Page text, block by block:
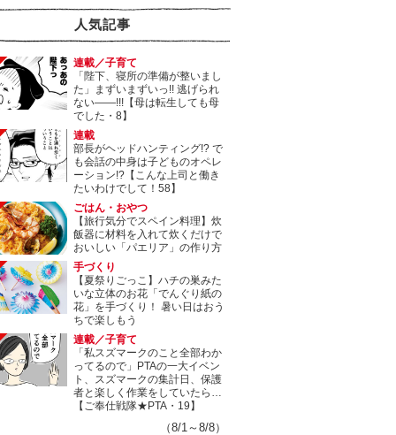
人気記事
連載／子育て
「陛下、寝所の準備が整いまし
た」まずいまずいっ!! 逃げられ
ない――!!!【母は転生しても母
でした・8】
連載
部長がヘッドハンティング!? で
も会話の中身は子どものオペレ
ーション!?【こんな上司と働き
たいわけでして！58】
ごはん・おやつ
【旅行気分でスペイン料理】炊
飯器に材料を入れて炊くだけで
おいしい「パエリア」の作り方
手づくり
【夏祭りごっこ】ハチの巣みた
いな立体のお花「でんぐり紙の
花」を手づくり！ 暑い日はおう
ちで楽しもう
連載／子育て
「私スズマークのこと全部わか
ってるので」PTAの一大イベン
ト、スズマークの集計日、保護
者と楽しく作業をしていたら…
【ご奉仕戦隊★PTA・19】
（8/1～8/8）